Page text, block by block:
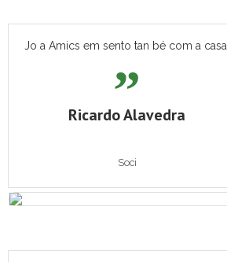
Jo a Amics em sento tan bé com a casa.
Ricardo Alavedra
Soci